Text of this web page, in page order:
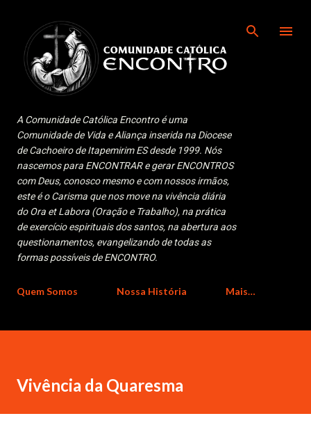
A Comunidade Católica Encontro é uma
Comunidade de Vida e Aliança inserida na Diocese
de Cachoeiro de Itapemirim ES desde 1999. Nós
nascemos para ENCONTRAR e gerar ENCONTROS
com Deus, conosco mesmo e com nossos irmãos,
este é o Carisma que nos move na vivência diária
do Ora et Labora (Oração e Trabalho), na prática
de exercício espirituais dos santos, na abertura aos
questionamentos, evangelizando de todas as
formas possíveis de ENCONTRO.
Quem Somos Nossa História Mais…
Vivência da Quaresma